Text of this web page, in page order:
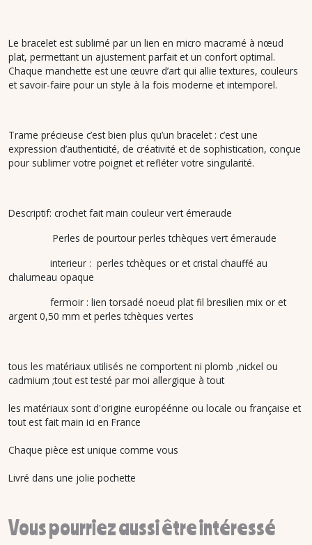
Le bracelet est sublimé par un lien en micro macramé à nœud
plat, permettant un ajustement parfait et un confort optimal.
Chaque manchette est une œuvre d’art qui allie textures, couleurs
et savoir-faire pour un style à la fois moderne et intemporel.
Trame précieuse c’est bien plus qu’un bracelet : c’est une
expression d’authenticité, de créativité et de sophistication, conçue
pour sublimer votre poignet et refléter votre singularité.
Descriptif: crochet fait main couleur vert émeraude
Perles de pourtour perles tchèques vert émeraude
interieur : perles tchèques or et cristal chauffé au
chalumeau opaque
fermoir : lien torsadé noeud plat fil bresilien mix or et
argent 0,50 mm et perles tchèques vertes
tous les matériaux utilisés ne comportent ni plomb ,nickel ou
cadmium ;tout est testé par moi allergique à tout
les matériaux sont d'origine européénne ou locale ou française et
tout est fait main ici en France
Chaque pièce est unique comme vous
Livré dans une jolie pochette
Vous pourriez aussi être intéressé